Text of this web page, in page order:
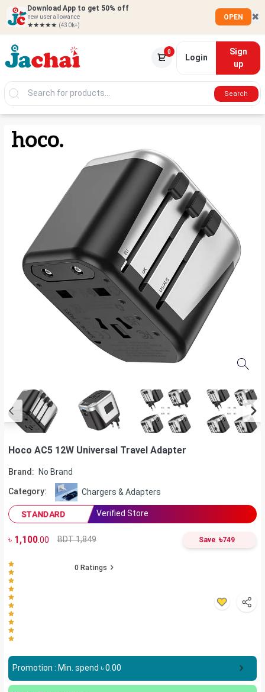
Download App to get 50% off
new user allowance
★★★★★ (430k+)
OPEN ✖
0
Login
Sign
up
Search
Hoco AC5 12W Universal Travel Adapter
Brand: No Brand
Category: Chargers & Adapters
STANDARD Verified Store
৳ 1,100.00 BDT 1,849 Save ৳749
0 Ratings
Promotion : Min. spend ৳0.00